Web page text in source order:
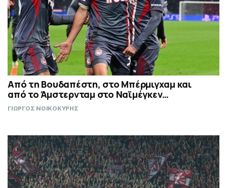
Από τη Βουδαπέστη, στο Μπέρμιγχαμ και
από το Άμστερνταμ στο Ναϊμέγκεν…
ΓΙΩΡΓΟΣ ΝΟΙΚΟΚΥΡΗΣ